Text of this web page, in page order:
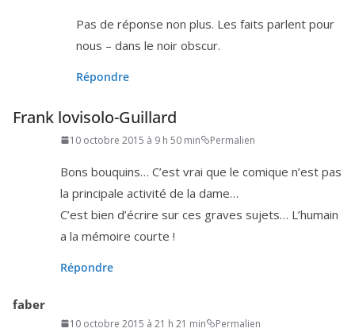
Pas de réponse non plus. Les faits parlent pour
nous – dans le noir obscur.
Répondre
Frank lovisolo-Guillard
10 octobre 2015 à 9 h 50 min Permalien
Bons bou­quins… C’est vrai que le comique n’est pas
la prin­ci­pale acti­vi­té de la dame…
C’est bien d’é­crire sur ces graves sujets… L’humain
a la mémoire courte !
Répondre
faber
10 octobre 2015 à 21 h 21 min Permalien